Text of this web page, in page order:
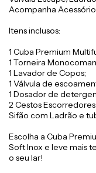
Acompanha
Itens inclusos:
1 Cuba Premium
1 Torneira
1 Lavador de Copos;
1 Válvula de
1 Dosador de
2 Cestos
Sifão com Ladrão e
Escolha a Cuba
Soft Inox e leve mais
o seu lar!